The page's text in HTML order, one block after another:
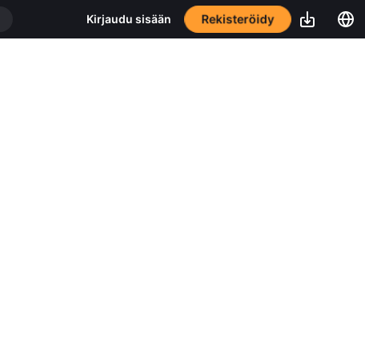
Kirjaudu sisään Rekisteröidy